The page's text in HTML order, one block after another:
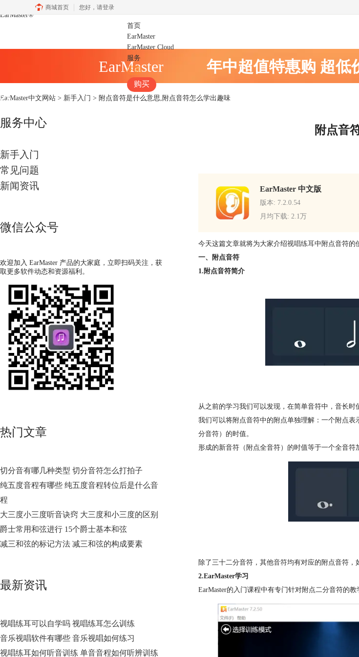
商城首页 您好， 请登录
EarMaster®
首页
EarMaster
EarMaster Cloud
服务
下载
购买
EarMaster 年中超值特惠购 超低
EarMaster中文网站 > 新手入门 > 附点音符是什么意思,附点音符怎么学出趣味
服务中心
新手入门
常见问题
新闻资讯
微信公众号
欢迎加入 EarMaster 产品的大家庭，立即扫码关注，获
取更多软件动态和资源福利。
热门文章
切分音有哪几种类型 切分音符怎么打拍子
纯五度音程有哪些 纯五度音程转位后是什么音
程
大三度小三度听音诀窍 大三度和小三度的区别
爵士常用和弦进行 15个爵士基本和弦
减三和弦的标记方法 减三和弦的构成要素
最新资讯
视唱练耳可以自学吗 视唱练耳怎么训练
音乐视唱软件有哪些 音乐视唱如何练习
视唱练耳如何听音训练 单音音程如何听辨训练
附点音
EarMaster 中文版
版本: 7.2.0.54
月均下载: 2.1万
今天这篇文章就将为大家介绍视唱练耳中附点音符的
一、附点音符
1.附点音符简介
从之前的学习我们可以发现，在简单音符中，音长
我们可以将附点音符中的附点单独理解：一个附点
分音符）的时值。
形成的新音符（附点全音符）的时值等于一个全音
除了三十二分音符，其他音符均有对应的附点音符，
2.EarMaster学习
EarMaster的入门课程中有专门针对附点二分音符的